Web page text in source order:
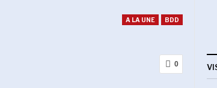
A LA UNE BDD
0